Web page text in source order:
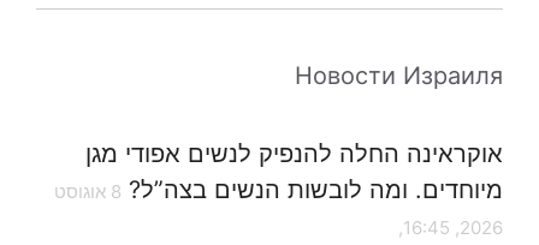
Новости Израиля
אוקראינה החלה להנפיק לנשים אפודי מגן
מיוחדים. ומה לובשות הנשים בצה”ל?
8 אוגוסט
2026, 16:45,